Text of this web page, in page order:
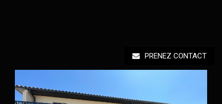
PRENEZ CONTACT